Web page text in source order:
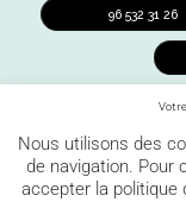
96 532 31 26
Nous utilisons des
de navigation. Pour
accepter la politique